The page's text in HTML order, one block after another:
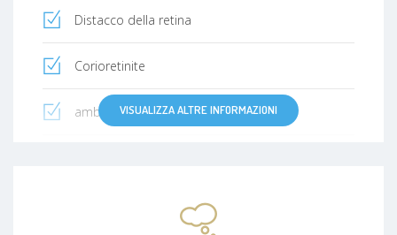
Distacco della retina
Corioretinite
ambliopiaVISUALIZZA ALTRE INFORMAZIONI